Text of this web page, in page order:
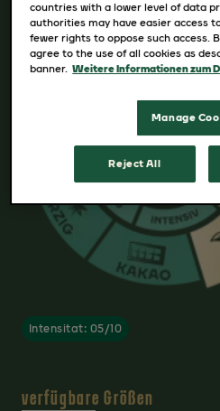
Intensitat: 05/10
verfügbare Größen
countries with a lower level of data
authorities may have easier access
fewer rights to oppose such access.
agree to the use of all cookies as
banner. Weitere Informationen zum
Manage
Reject All